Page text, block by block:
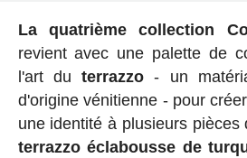
La quatrième collection
revient avec une palette de
l'art duterrazzo - un
d'origine vénitienne - pour
une identité à plusieurs pièces
terrazzo éclabousse de